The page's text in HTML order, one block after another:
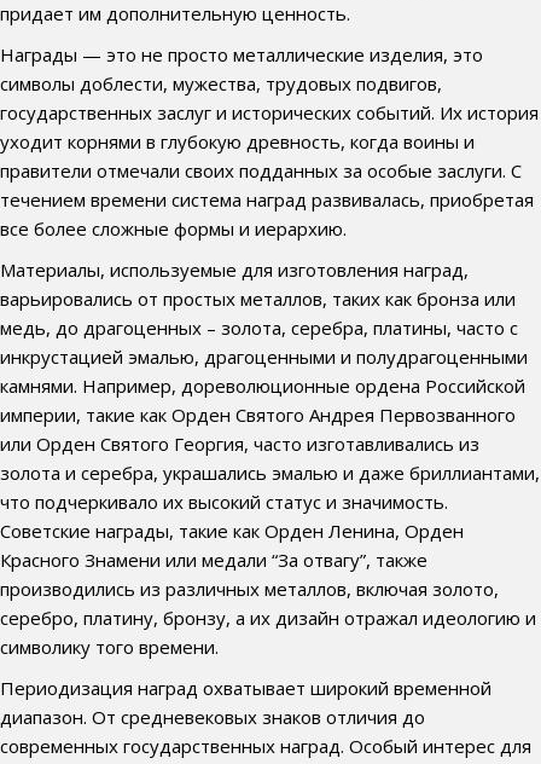
придает им дополнительную ценность.
Награды — это не просто металлические изделия, это
символы доблести, мужества, трудовых подвигов,
государственных заслуг и исторических событий. Их история
уходит корнями в глубокую древность, когда воины и
правители отмечали своих подданных за особые заслуги. С
течением времени система наград развивалась, приобретая
все более сложные формы и иерархию.
Материалы, используемые для изготовления наград,
варьировались от простых металлов, таких как бронза или
медь, до драгоценных – золота, серебра, платины, часто с
инкрустацией эмалью, драгоценными и полудрагоценными
камнями. Например, дореволюционные ордена Российской
империи, такие как Орден Святого Андрея Первозванного
или Орден Святого Георгия, часто изготавливались из
золота и серебра, украшались эмалью и даже бриллиантами,
что подчеркивало их высокий статус и значимость.
Советские награды, такие как Орден Ленина, Орден
Красного Знамени или медали “За отвагу”, также
производились из различных металлов, включая золото,
серебро, платину, бронзу, а их дизайн отражал идеологию и
символику того времени.
Периодизация наград охватывает широкий временной
диапазон. От средневековых знаков отличия до
современных государственных наград. Особый интерес для